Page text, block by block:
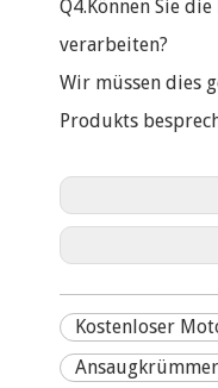
Q4.Können Sie
verarbeiten?
Wir müssen dies
Produkts
Kostenloser